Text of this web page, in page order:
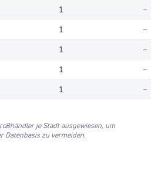
1
–
1
–
1
–
1
–
1 –
je Stadt ausgewiesen, um
Datenbasis zu vermeiden.